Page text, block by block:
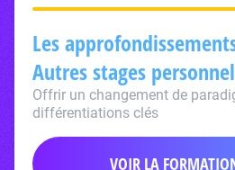
Les
Autres stages
Offrir un changement de
différentiations clés
VOIR LA